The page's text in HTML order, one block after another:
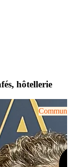
hôtellerie